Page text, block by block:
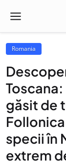
Romania
găsit de
specii în
extrem